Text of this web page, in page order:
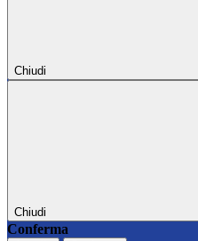
Chiudi
Chiudi
Conferma